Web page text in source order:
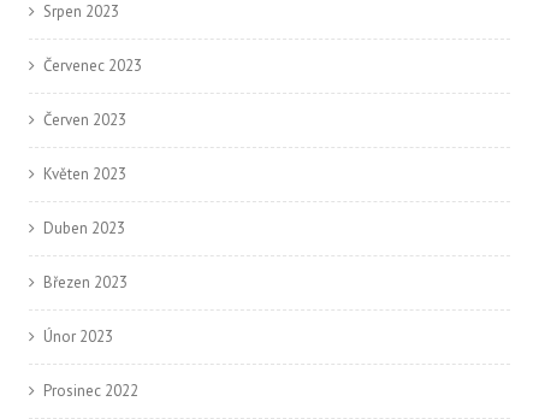
Srpen 2023
Červenec 2023
Červen 2023
Květen 2023
Duben 2023
Březen 2023
Únor 2023
Prosinec 2022